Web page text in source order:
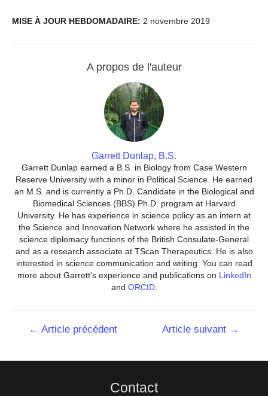
MISE À JOUR HEBDOMADAIRE: 2 novembre 2019
A propos de l'auteur
Garrett Dunlap, B.S.
Garrett Dunlap earned a B.S. in Biology from Case Western
Reserve University with a minor in Political Science. He earned
an M.S. and is currently a Ph.D. Candidate in the Biological and
Biomedical Sciences (BBS) Ph.D. program at Harvard
University. He has experience in science policy as an intern at
the Science and Innovation Network where he assisted in the
science diplomacy functions of the British Consulate-General
and as a research associate at TScan Therapeutics. He is also
interested in science communication and writing. You can read
more about Garrett's experience and publications on LinkedIn
and ORCID.
Navigation
← Article précédent Article suivant →
Contact